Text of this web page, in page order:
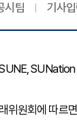
시팀 기사
위원회에 따르